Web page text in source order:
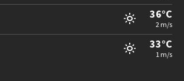
36°C
2 m/s
33°C
1 m/s